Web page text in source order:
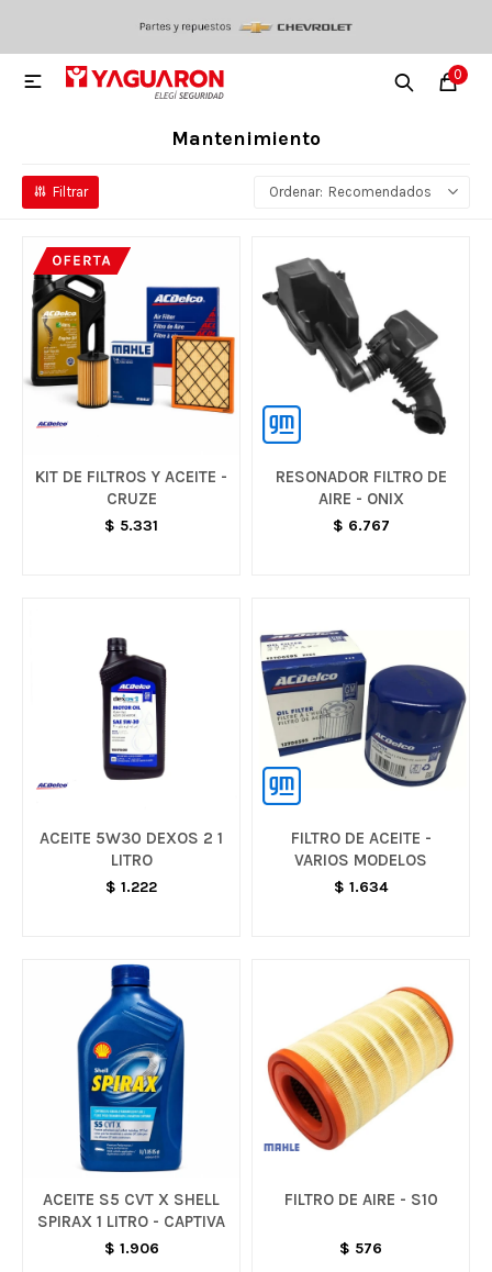
0

Mantenimiento
Recomendados
KIT DE FILTROS Y ACEITE -
CRUZE
$ 5.331
RESONADOR FILTRO DE
AIRE - ONIX
$ 6.767
ACEITE 5W30 DEXOS 2 1
LITRO
$ 1.222
FILTRO DE ACEITE -
VARIOS MODELOS
$ 1.634
ACEITE S5 CVT X SHELL
SPIRAX 1 LITRO - CAPTIVA
$ 1.906
FILTRO DE AIRE - S10
$ 576